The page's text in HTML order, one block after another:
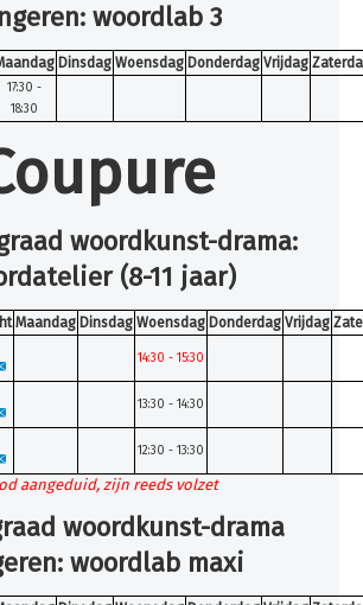
woordlab 3
Dinsdag Woensdag Donderdag Vrijdag
17:30 -
18:30
woordkunst-drama:
(8-11 jaar)
Maandag Dinsdag Woensdag Donderdag Vrijdag
14:30 - 15:30
13:30 - 14:30
12:30 - 13:30
aangeduid, zijn reeds volzet
woordkunst-drama
woordlab maxi